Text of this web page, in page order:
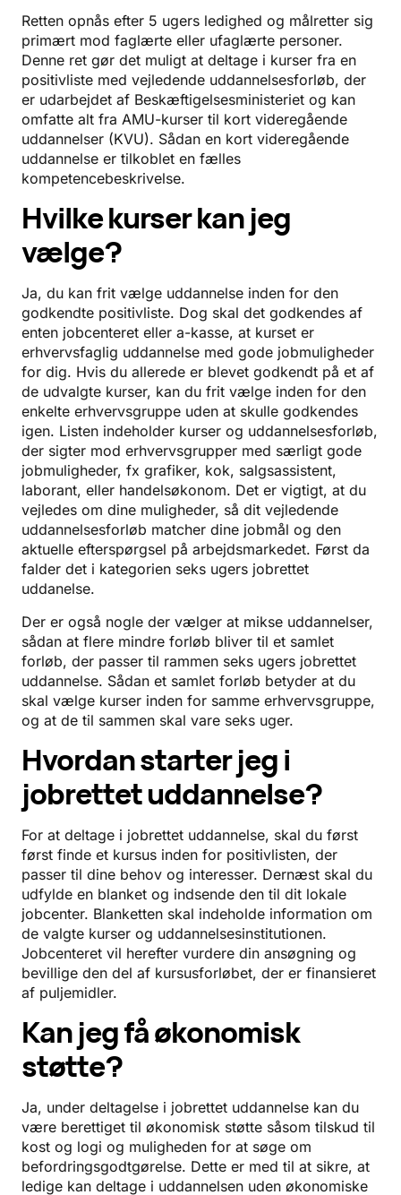
Retten opnås efter 5 ugers ledighed og målretter sig
primært mod faglærte eller ufaglærte personer.
Denne ret gør det muligt at deltage i kurser fra en
positivliste med vejledende uddannelsesforløb, der
er udarbejdet af Beskæftigelsesministeriet og kan
omfatte alt fra AMU-kurser til kort videregående
uddannelser (KVU). Sådan en kort videregående
uddannelse er tilkoblet en fælles
kompetencebeskrivelse.
Hvilke kurser kan jeg
vælge?
Ja, du kan frit vælge uddannelse inden for den
godkendte positivliste. Dog skal det godkendes af
enten jobcenteret eller a-kasse, at kurset er
erhvervsfaglig uddannelse med gode jobmuligheder
for dig. Hvis du allerede er blevet godkendt på et af
de udvalgte kurser, kan du frit vælge inden for den
enkelte erhvervsgruppe uden at skulle godkendes
igen. Listen indeholder kurser og uddannelsesforløb,
der sigter mod erhvervsgrupper med særligt gode
jobmuligheder, fx grafiker, kok, salgsassistent,
laborant, eller handelsøkonom. Det er vigtigt, at du
vejledes om dine muligheder, så dit vejledende
uddannelsesforløb matcher dine jobmål og den
aktuelle efterspørgsel på arbejdsmarkedet. Først da
falder det i kategorien seks ugers jobrettet
uddanelse.
Der er også nogle der vælger at mikse uddannelser,
sådan at flere mindre forløb bliver til et samlet
forløb, der passer til rammen seks ugers jobrettet
uddannelse. Sådan et samlet forløb betyder at du
skal vælge kurser inden for samme erhvervsgruppe,
og at de til sammen skal vare seks uger.
Hvordan starter jeg i
jobrettet uddannelse?
For at deltage i jobrettet uddannelse, skal du først
først finde et kursus inden for positivlisten, der
passer til dine behov og interesser. Dernæst skal du
udfylde en blanket og indsende den til dit lokale
jobcenter. Blanketten skal indeholde information om
de valgte kurser og uddannelsesinstitutionen.
Jobcenteret vil herefter vurdere din ansøgning og
bevillige den del af kursusforløbet, der er finansieret
af puljemidler.
Kan jeg få økonomisk
støtte?
Ja, under deltagelse i jobrettet uddannelse kan du
være berettiget til økonomisk støtte såsom tilskud til
kost og logi og muligheden for at søge om
befordringsgodtgørelse. Dette er med til at sikre, at
ledige kan deltage i uddannelsen uden økonomiske